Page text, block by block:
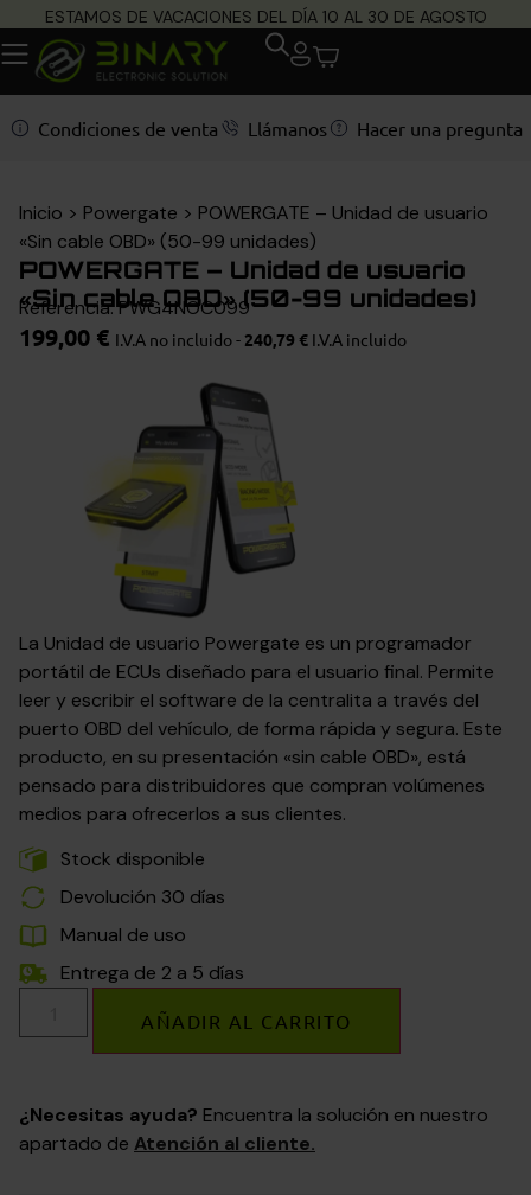
ESTAMOS DE VACACIONES DEL DÍA 10 AL 30 DE AGOSTO
Condiciones de venta Llámanos Hacer una pregunta
Inicio > Powergate > POWERGATE – Unidad de usuario
«Sin cable OBD» (50-99 unidades)
POWERGATE – Unidad de usuario
«Sin cable OBD» (50-99 unidades)
Referencia: PWG4NOC099
199,00 € I.V.A no incluido - 240,79 € I.V.A incluido
La Unidad de usuario Powergate es un programador
portátil de ECUs diseñado para el usuario final. Permite
leer y escribir el software de la centralita a través del
puerto OBD del vehículo, de forma rápida y segura. Este
producto, en su presentación «sin cable OBD», está
pensado para distribuidores que compran volúmenes
medios para ofrecerlos a sus clientes.
Stock disponible
Devolución 30 días
Manual de uso
Entrega de 2 a 5 días
AÑADIR AL CARRITO
¿Necesitas ayuda? Encuentra la solución en nuestro
apartado de Atención al cliente.